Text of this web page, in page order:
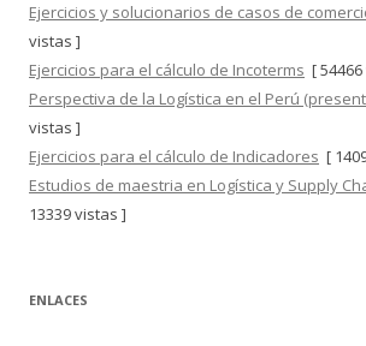
Ejercicios y solucionarios de casos de
vistas ]
Ejercicios para el cálculo de Incoterms [
Perspectiva de la Logística en el Perú
vistas ]
Ejercicios para el cálculo de Indicadores [
Estudios de maestria en Logística y Supply
13339 vistas ]
ENLACES